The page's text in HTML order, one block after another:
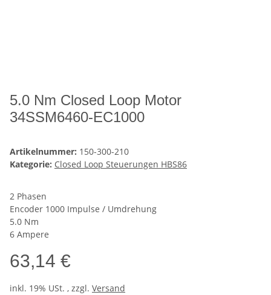
5.0 Nm Closed Loop Motor
34SSM6460-EC1000
Artikelnummer: 150-300-210
Kategorie: Closed Loop Steuerungen HBS86
2 Phasen
Encoder 1000 Impulse / Umdrehung
5.0 Nm
6 Ampere
63,14 €
inkl. 19% USt. , zzgl. Versand